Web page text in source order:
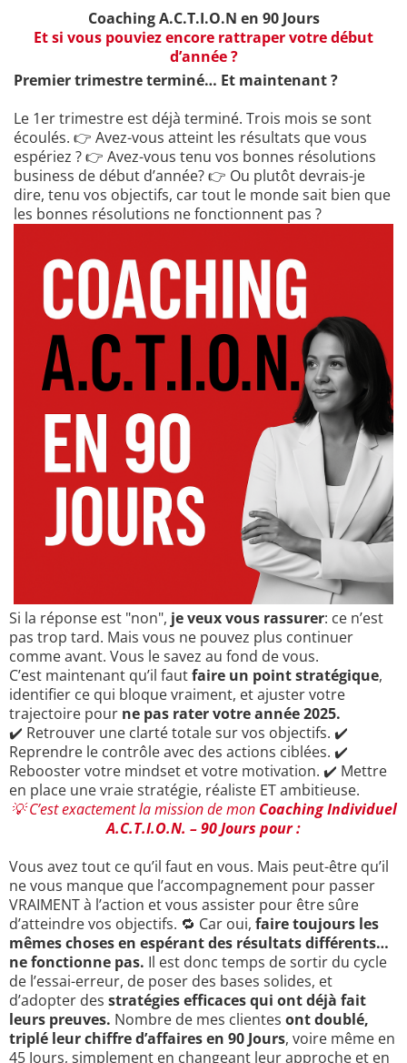
Coaching A.C.T.I.O.N en 90 Jours
Et si vous pouviez encore rattraper votre début
d’année ?
Premier trimestre terminé… Et maintenant ?
Le 1er trimestre est déjà terminé. Trois mois se sont
écoulés. 👉 Avez-vous atteint les résultats que vous
espériez ? 👉 Avez-vous tenu vos bonnes résolutions
business de début d’année? 👉 Ou plutôt devrais-je
dire, tenu vos objectifs, car tout le monde sait bien que
les bonnes résolutions ne fonctionnent pas ?
Si la réponse est "non", je veux vous rassurer: ce n’est
pas trop tard. Mais vous ne pouvez plus continuer
comme avant. Vous le savez au fond de vous.
C’est maintenant qu’il fautfaire un point stratégique,
identifier ce qui bloque vraiment, et ajuster votre
trajectoire pour ne pas rater votre année 2025.
✔️ Retrouver une clarté totale sur vos objectifs. ✔️
Reprendre le contrôle avec des actions ciblées. ✔️
Rebooster votre mindset et votre motivation. ✔️ Mettre
en place une vraie stratégie, réaliste ET ambitieuse.
💡 C’est exactement la mission de mon Coaching Individuel
A.C.T.I.O.N. – 90 Jours pour :
Vous avez tout ce qu’il faut en vous. Mais peut-être qu’il
ne vous manque que l’accompagnement pour passer
VRAIMENT à l’action et vous assister pour être sûre
d’atteindre vos objectifs. 🔁 Car oui, faire toujours les
mêmes choses en espérant des résultats différents…
ne fonctionne pas. Il est donc temps de sortir du cycle
de l’essai-erreur, de poser des bases solides, et
d’adopter des stratégies efficaces qui ont déjà fait
leurs preuves. Nombre de mes clientes ont doublé,
triplé leur chiffre d’affaires en 90 Jours, voire même en
45 Jours, simplement en changeant leur approche et en